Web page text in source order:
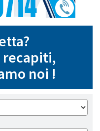
recapiti,
noi !